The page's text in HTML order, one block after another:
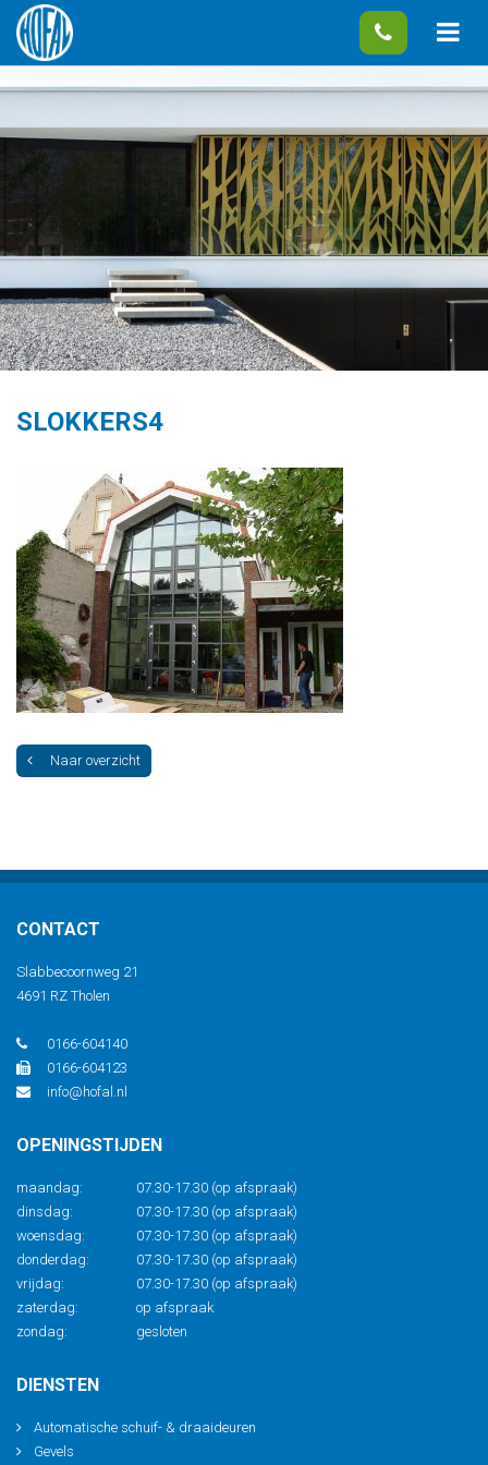
SLOKKERS4
Naar overzicht
CONTACT
Slabbecoornweg 21
4691 RZ Tholen
0166-604140
0166-604123
info@hofal.nl
OPENINGSTIJDEN
maandag:
07.30-17.30 (op afspraak)
dinsdag:
07.30-17.30 (op afspraak)
woensdag:
07.30-17.30 (op afspraak)
donderdag:
07.30-17.30 (op afspraak)
vrijdag:
07.30-17.30 (op afspraak)
zaterdag:
op afspraak
zondag:
gesloten
DIENSTEN
Automatische schuif- & draaideuren
Gevels